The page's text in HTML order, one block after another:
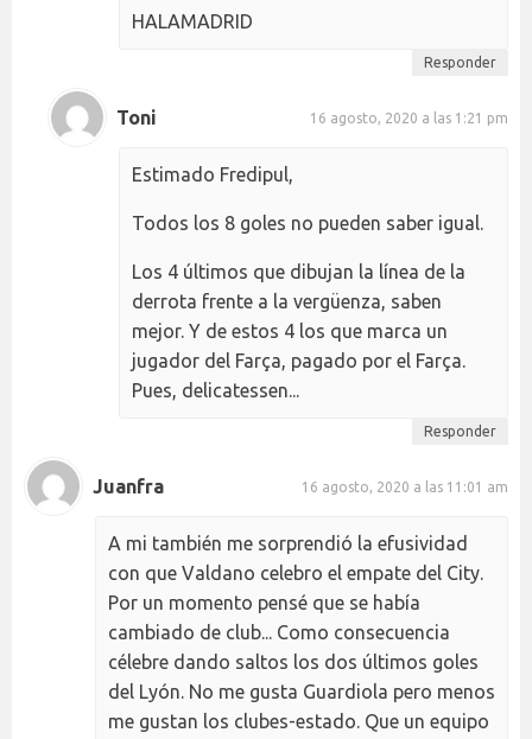
HALAMADRID
Responder
Toni 16 agosto, 2020 a las 1:21 pm
Estimado Fredipul,
Todos los 8 goles no pueden saber igual.
Los 4 últimos que dibujan la línea de la
derrota frente a la vergüenza, saben
mejor. Y de estos 4 los que marca un
jugador del Farça, pagado por el Farça.
Pues, delicatessen...
Responder
Juanfra 16 agosto, 2020 a las 11:01 am
A mi también me sorprendió la efusividad
con que Valdano celebro el empate del City.
Por un momento pensé que se había
cambiado de club... Como consecuencia
célebre dando saltos los dos últimos goles
del Lyón. No me gusta Guardiola pero menos
me gustan los clubes-estado. Que un equipo